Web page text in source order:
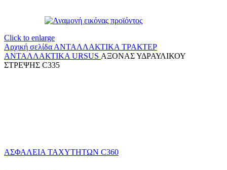
Click to enlarge
Αρχική σελίδα ΑΝΤΑΛΛΑΚΤΙΚΑ ΤΡΑΚΤΕΡ
ΑΝΤΑΛΛΑΚΤΙΚΑ URSUS ΑΞΟΝΑΣ ΥΔΡΑΥΛΙΚΟΥ
ΣΤΡΕΨΗΣ C335
ΑΣΦΑΛΕΙΑ ΤΑΧΥΤΗΤΩΝ C360